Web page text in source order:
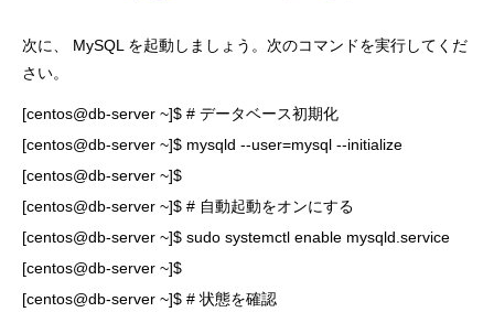
次に、 MySQL を起動しましょう。次のコマンドを実行してくだ
さい。
[centos@db-server ~]$ # データベース初期化
[centos@db-server ~]$ mysqld --user=mysql --initialize
[centos@db-server ~]$
[centos@db-server ~]$ # 自動起動をオンにする
[centos@db-server ~]$ sudo systemctl enable mysqld.service
[centos@db-server ~]$
[centos@db-server ~]$ # 状態を確認